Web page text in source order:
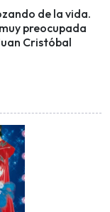
de la vida.
preocupada
Cristóbal